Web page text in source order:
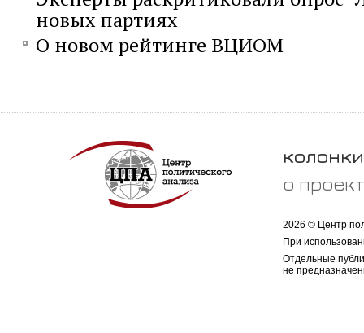
новых партиях
О новом рейтинге ВЦИОМ
колонки
о
2026 © Центр
При
Отдельные
не